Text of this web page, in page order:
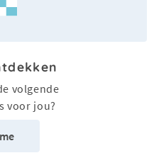
volgende
voor jou?